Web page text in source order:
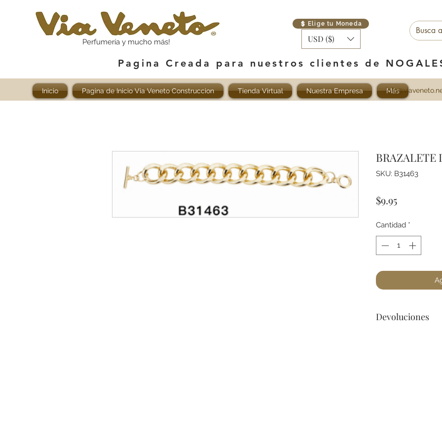
Perfumería y mucho más!
Elige tu Moneda
USD ($)
Pagina Creada para nuestros clientes de
Inicio Pagina de Inicio Via Veneto Construccion Tienda Virtual Nuestra Empresa Más
BRAZALETE
SKU: B31463
$9.95Precio
Cantidad *
Devoluciones